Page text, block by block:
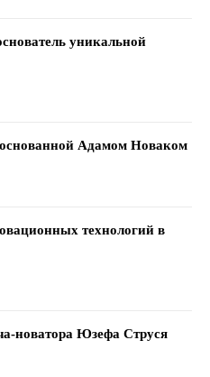
уникальной
Адамом Новаком
технологий в
новатора Юзефа Струся